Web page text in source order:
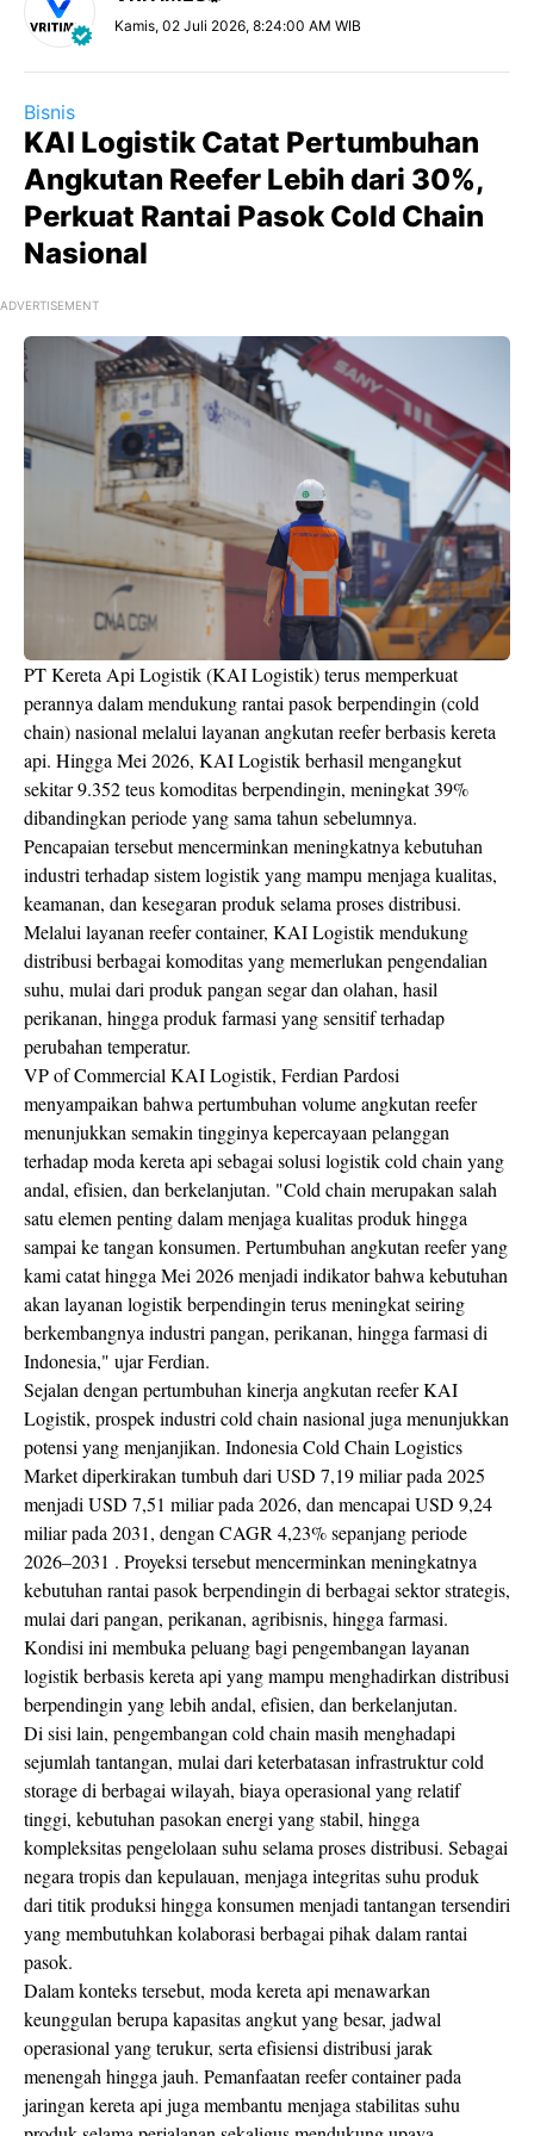
Kamis, 02 Juli 2026, 8:24:00 AM WIB
Bisnis
KAI Logistik Catat Pertumbuhan
Angkutan Reefer Lebih dari 30%,
Perkuat Rantai Pasok Cold Chain
Nasional
ADVERTISEMENT
PT Kereta Api Logistik (KAI Logistik) terus memperkuat
perannya dalam mendukung rantai pasok berpendingin (cold
chain) nasional melalui layanan angkutan reefer berbasis kereta
api. Hingga Mei 2026, KAI Logistik berhasil mengangkut
sekitar 9.352 teus komoditas berpendingin, meningkat 39%
dibandingkan periode yang sama tahun sebelumnya.
Pencapaian tersebut mencerminkan meningkatnya kebutuhan
industri terhadap sistem logistik yang mampu menjaga kualitas,
keamanan, dan kesegaran produk selama proses distribusi.
Melalui layanan reefer container, KAI Logistik mendukung
distribusi berbagai komoditas yang memerlukan pengendalian
suhu, mulai dari produk pangan segar dan olahan, hasil
perikanan, hingga produk farmasi yang sensitif terhadap
perubahan temperatur.
VP of Commercial KAI Logistik, Ferdian Pardosi
menyampaikan bahwa pertumbuhan volume angkutan reefer
menunjukkan semakin tingginya kepercayaan pelanggan
terhadap moda kereta api sebagai solusi logistik cold chain yang
andal, efisien, dan berkelanjutan. "Cold chain merupakan salah
satu elemen penting dalam menjaga kualitas produk hingga
sampai ke tangan konsumen. Pertumbuhan angkutan reefer yang
kami catat hingga Mei 2026 menjadi indikator bahwa kebutuhan
akan layanan logistik berpendingin terus meningkat seiring
berkembangnya industri pangan, perikanan, hingga farmasi di
Indonesia," ujar Ferdian.
Sejalan dengan pertumbuhan kinerja angkutan reefer KAI
Logistik, prospek industri cold chain nasional juga menunjukkan
potensi yang menjanjikan. Indonesia Cold Chain Logistics
Market diperkirakan tumbuh dari USD 7,19 miliar pada 2025
menjadi USD 7,51 miliar pada 2026, dan mencapai USD 9,24
miliar pada 2031, dengan CAGR 4,23% sepanjang periode
2026–2031 . Proyeksi tersebut mencerminkan meningkatnya
kebutuhan rantai pasok berpendingin di berbagai sektor strategis,
mulai dari pangan, perikanan, agribisnis, hingga farmasi.
Kondisi ini membuka peluang bagi pengembangan layanan
logistik berbasis kereta api yang mampu menghadirkan distribusi
berpendingin yang lebih andal, efisien, dan berkelanjutan.
Di sisi lain, pengembangan cold chain masih menghadapi
sejumlah tantangan, mulai dari keterbatasan infrastruktur cold
storage di berbagai wilayah, biaya operasional yang relatif
tinggi, kebutuhan pasokan energi yang stabil, hingga
kompleksitas pengelolaan suhu selama proses distribusi. Sebagai
negara tropis dan kepulauan, menjaga integritas suhu produk
dari titik produksi hingga konsumen menjadi tantangan tersendiri
yang membutuhkan kolaborasi berbagai pihak dalam rantai
pasok.
Dalam konteks tersebut, moda kereta api menawarkan
keunggulan berupa kapasitas angkut yang besar, jadwal
operasional yang terukur, serta efisiensi distribusi jarak
menengah hingga jauh. Pemanfaatan reefer container pada
jaringan kereta api juga membantu menjaga stabilitas suhu